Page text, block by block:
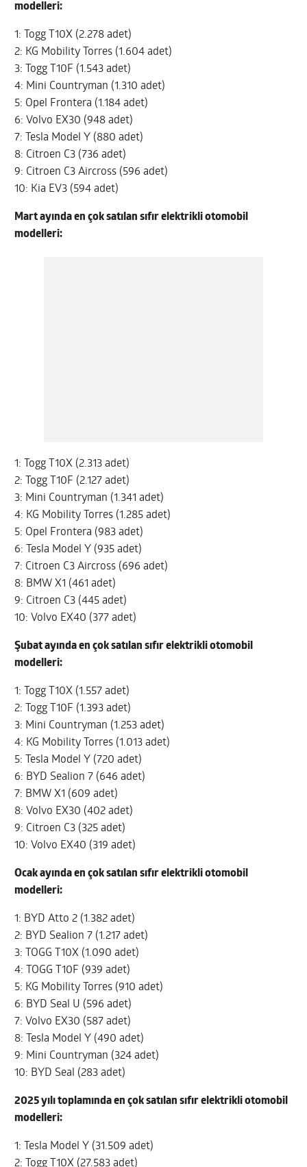
modelleri:
1: Togg T10X (2.278 adet)
2: KG Mobility Torres (1.604 adet)
3: Togg T10F (1.543 adet)
4: Mini Countryman (1.310 adet)
5: Opel Frontera (1.184 adet)
6: Volvo EX30 (948 adet)
7: Tesla Model Y (880 adet)
8: Citroen C3 (736 adet)
9: Citroen C3 Aircross (596 adet)
10: Kia EV3 (594 adet)
Mart ayında en çok satılan sıfır elektrikli otomobil
modelleri:
1: Togg T10X (2.313 adet)
2: Togg T10F (2.127 adet)
3: Mini Countryman (1.341 adet)
4: KG Mobility Torres (1.285 adet)
5: Opel Frontera (983 adet)
6: Tesla Model Y (935 adet)
7: Citroen C3 Aircross (696 adet)
8: BMW X1 (461 adet)
9: Citroen C3 (445 adet)
10: Volvo EX40 (377 adet)
Şubat ayında en çok satılan sıfır elektrikli otomobil
modelleri:
1: Togg T10X (1.557 adet)
2: Togg T10F (1.393 adet)
3: Mini Countryman (1.253 adet)
4: KG Mobility Torres (1.013 adet)
5: Tesla Model Y (720 adet)
6: BYD Sealion 7 (646 adet)
7: BMW X1 (609 adet)
8: Volvo EX30 (402 adet)
9: Citroen C3 (325 adet)
10: Volvo EX40 (319 adet)
Ocak ayında en çok satılan sıfır elektrikli otomobil
modelleri:
1: BYD Atto 2 (1.382 adet)
2: BYD Sealion 7 (1.217 adet)
3: TOGG T10X (1.090 adet)
4: TOGG T10F (939 adet)
5: KG Mobility Torres (910 adet)
6: BYD Seal U (596 adet)
7: Volvo EX30 (587 adet)
8: Tesla Model Y (490 adet)
9: Mini Countryman (324 adet)
10: BYD Seal (283 adet)
2025 yılı toplamında en çok satılan sıfır elektrikli otomobil
modelleri:
1: Tesla Model Y (31.509 adet)
2: Togg T10X (27.583 adet)